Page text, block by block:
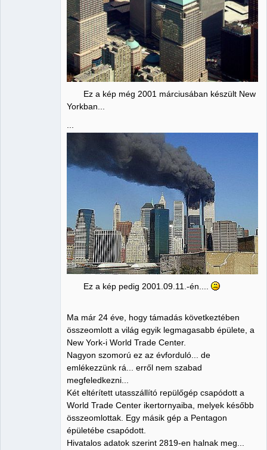
Ez a kép még 2001 márciusában készült New
Yorkban...
Ez a kép pedig 2001.09.11.-én....
Ma már 24 éve, hogy támadás következtében
összeomlott a világ egyik legmagasabb épülete, a
New York-i World Trade Center.
Nagyon szomorú ez az évforduló... de
emlékezzünk rá... erről nem szabad
megfeledkezni...
Két eltérített utasszállító repülőgép csapódott a
World Trade Center ikertornyaiba, melyek később
összeomlottak. Egy másik gép a Pentagon
épületébe csapódott.
Hivatalos adatok szerint 2819-en halnak meg...